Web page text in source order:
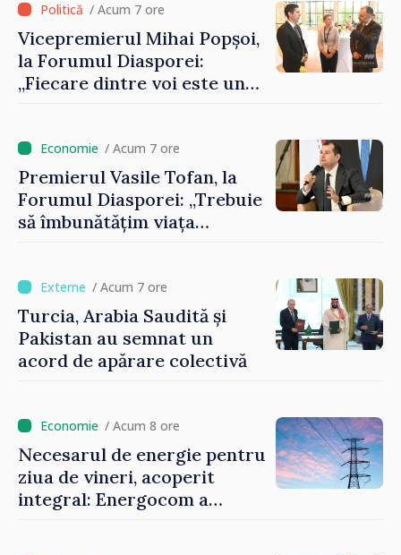
/ Acum 7 ore
Vicepremierul Mihai Popșoi,
la Forumul Diasporei:
„Fiecare dintre voi este un
imaginii Republicii Moldova”
/ Acum 7 ore
Premierul Vasile Tofan, la
Forumul Diasporei: „Trebuie
să îmbunătățim viața
/ Acum 7 ore
Turcia, Arabia Saudită și
Pakistan au semnat un
acord de apărare colectivă
/ Acum 8 ore
Necesarul de energie pentru
ziua de vineri, acoperit
integral: Energocom a